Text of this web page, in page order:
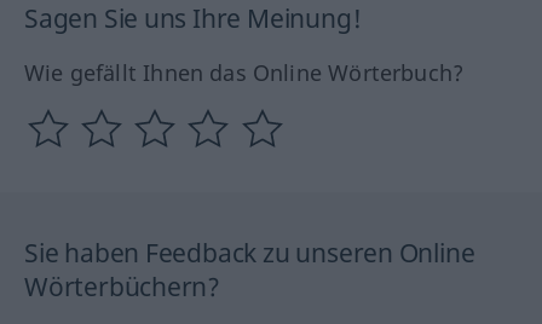
Sagen Sie uns Ihre Meinung!
Wie gefällt Ihnen das Online Wörterbuch?
Sie haben Feedback zu unseren Online
Wörterbüchern?